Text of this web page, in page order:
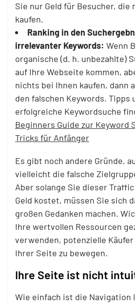
Sie nur Geld für Besucher, die
kaufen.
Ranking in den
irrelevanter Keywords: Wenn
organische (d. h. unbezahlte)
auf Ihre Webseite kommen,
nichts bei Ihnen kaufen, dann
den falschen Keywords. Tipps
erfolgreiche Keywordsuche
Beginners Guide zur Keyword
Tricks für Anfänger
Es gibt noch andere Gründe,
vielleicht die falsche
Aber solange Sie dieser
Geld kostet, müssen Sie sich
großen Gedanken machen.
Ihre wertvollen Ressourcen
verwenden, potenzielle
Ihrer Seite zu bewegen.
Ihre Seite ist nicht
Wie einfach ist die Navigation